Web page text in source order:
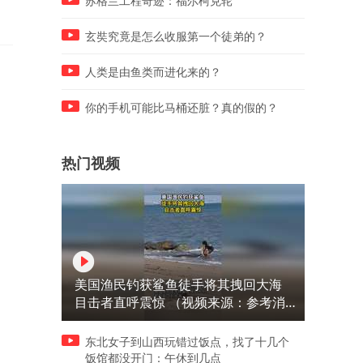
玄奘究竟是怎么收服第一个徒弟的？
人类是由鱼类而进化来的？
你的手机可能比马桶还脏？真的假的？
热门视频
美国渔民钓获鲨鱼徒手将其拽回大海
目击者直呼震惊 （视频来源：参考消
息）
东北女子到山西玩错过饭点，找了十几个
饭馆都没开门：午休到几点